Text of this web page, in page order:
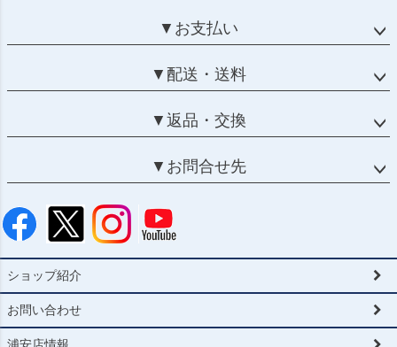
▼お支払い
▼配送・送料
▼返品・交換
▼お問合せ先
ショップ紹介
お問い合わせ
浦安店情報